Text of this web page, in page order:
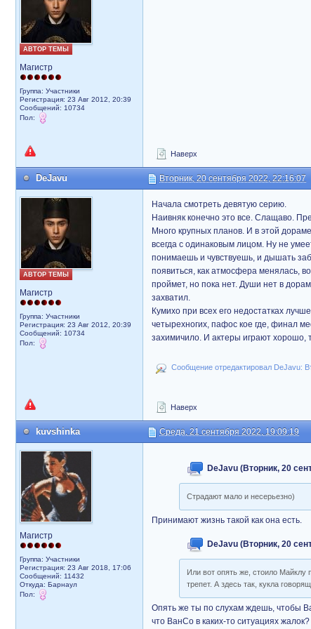
АВТОР ТЕМЫ
Магистр
Группа: Участники
Регистрация: 23 Авг 2012, 20:39
Сообщений: 10734
Пол:
Наверх
DeJavu Вторник, 20 сентября 2022, 22:16:07
АВТОР ТЕМЫ
Магистр
Группа: Участники
Регистрация: 23 Авг 2012, 20:39
Сообщений: 10734
Пол:
Начала смотреть девятую серию.
Наивняк конечно это все. Слащаво.
Много крупных планов. И в этой
всегда с одинаковым лицом. Ну не
понимаешь и чувствуешь, и дышать
появиться, как атмосфера менялась,
проймет, но пока нет. Души нет в
захватил.
Кумихо при всех его недостатках
четырехногих, пафос кое где, финал
захимичило. И актеры играют хорошо,
Сообщение отредактировал DeJavu:
Наверх
kuvshinka Среда, 21 сентября 2022, 19:09:19
Магистр
Группа: Участники
Регистрация: 23 Авг 2018, 17:06
Сообщений: 11432
Откуда: Барнаул
Пол:
DeJavu (Вторник, 20
Страдают мало и несерьезно)
Принимают жизнь такой как она есть.
DeJavu (Вторник, 20
Или вот опять же, стоило Майклу
трепет. А здесь так, кукла
Опять же ты по слухам ждешь, чтобы
что ВанСо в каких-то ситуациях